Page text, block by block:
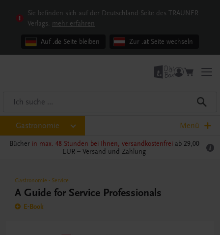
Sie befinden sich auf der Deutschland-Seite des TRAUNER
Verlags. mehr erfahren
Auf .de Seite bleiben Zur .at Seite wechseln
Gastronomie Menü
Bücher in max. 48 Stunden bei Ihnen, versandkostenfrei ab 29,00
EUR – Versand und Zahlung
Gastronomie - Service
A Guide for Service Professionals
E-Book